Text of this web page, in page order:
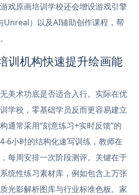
戏原画培训学校还会增设游戏引擎
Unreal）以及AI辅助创作课程，帮
训机构快速提升绘画能
美术功底是否适合入行。实际在优
学校，零基础学员反而更容易建立
通常采用“刻意练习+实时反馈”的
6小时的结构化速写训练，教师在
每周安排一次阶段测评。关键在于
统性练习素材库，例如包含上万张
光影解析图库与行业标准色板。家